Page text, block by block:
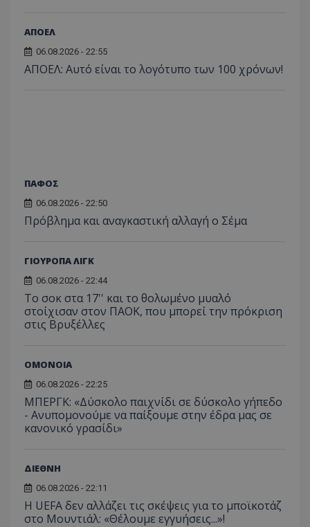
ΑΠΟΕΛ
06.08.2026 - 22:55
ΑΠΟΕΛ: Αυτό είναι το λογότυπο των 100 χρόνων!
ΠΑΦΟΣ
06.08.2026 - 22:50
Πρόβλημα και αναγκαστική αλλαγή ο Σέμα
ΓΙΟΥΡΟΠΑ ΛΙΓΚ
06.08.2026 - 22:44
Το σοκ στα 17'' και το θολωμένο μυαλό
στοίχισαν στον ΠΑΟΚ, που μπορεί την πρόκριση
στις Βρυξέλλες
ΟΜΟΝΟΙΑ
06.08.2026 - 22:25
ΜΠΕΡΓΚ: «Δύσκολο παιχνίδι σε δύσκολο γήπεδο
- Ανυπομονούμε να παίξουμε στην έδρα μας σε
κανονικό γρασίδι»
ΔΙΕΘΝΗ
06.08.2026 - 22:11
Η UEFA δεν αλλάζει τις σκέψεις για το μποϊκοτάζ
στο Μουντιάλ: «Θέλουμε εγγυήσεις...»!